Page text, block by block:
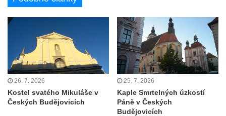
Evangelický kostel v Duchcově
Kostel svatých Petra a Pavla v Jeníkově
Kaple svaté Anny v Jeníkově
Kaple Panny Marie v Lahošti
Kaple svatého Jana Nepomuckého v
26. 7. 2026
Kostel svatého Mikuláše v
Českých Budějovicích
25. 7. 2026
Kaple Smrtelných úzkostí
Páně v Českých
Budějovicích